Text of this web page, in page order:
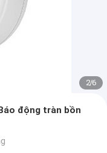
2/6
động tràn bồn